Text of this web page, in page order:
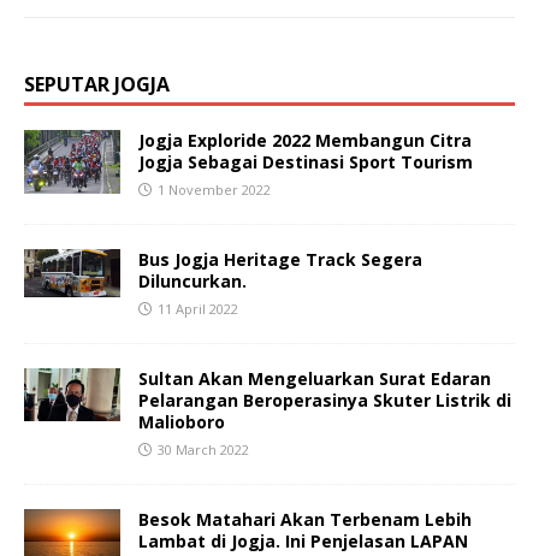
SEPUTAR JOGJA
Jogja Exploride 2022 Membangun Citra
Jogja Sebagai Destinasi Sport Tourism
1 November 2022
Bus Jogja Heritage Track Segera
Diluncurkan.
11 April 2022
Sultan Akan Mengeluarkan Surat Edaran
Pelarangan Beroperasinya Skuter Listrik di
Malioboro
30 March 2022
Besok Matahari Akan Terbenam Lebih
Lambat di Jogja. Ini Penjelasan LAPAN